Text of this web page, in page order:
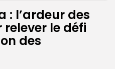
: l’ardeur des
le défi
des